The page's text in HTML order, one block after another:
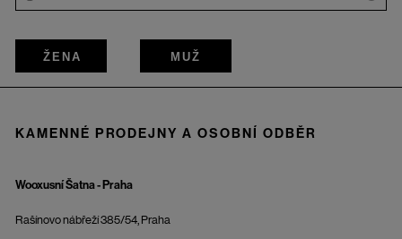
ŽENA MUŽ
KAMENNÉ PRODEJNY A OSOBNÍ ODBĚR
Wooxusní Šatna - Praha
Rašínovo nábřeží 385/54, Praha